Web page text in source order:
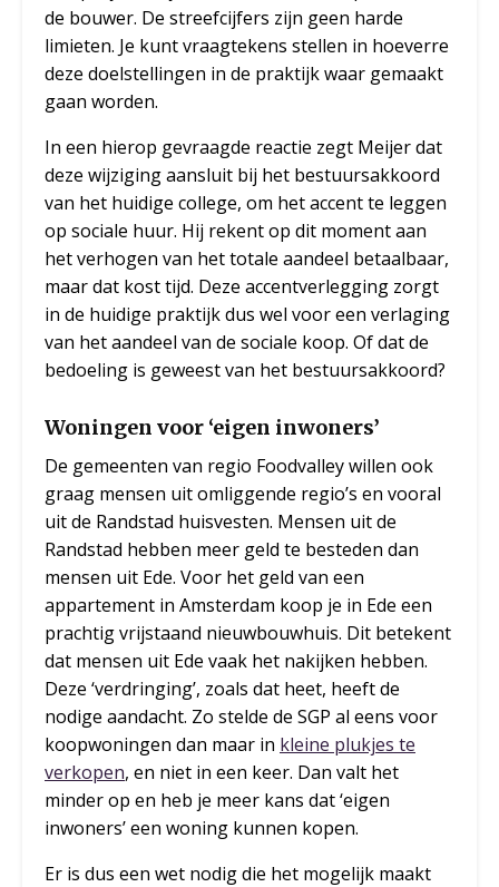
de bouwer. De streefcijfers zijn geen harde
limieten. Je kunt vraagtekens stellen in hoeverre
deze doelstellingen in de praktijk waar gemaakt
gaan worden.
In een hierop gevraagde reactie zegt Meijer dat
deze wijziging aansluit bij het bestuursakkoord
van het huidige college, om het accent te leggen
op sociale huur. Hij rekent op dit moment aan
het verhogen van het totale aandeel betaalbaar,
maar dat kost tijd. Deze accentverlegging zorgt
in de huidige praktijk dus wel voor een verlaging
van het aandeel van de sociale koop. Of dat de
bedoeling is geweest van het bestuursakkoord?
Woningen voor ‘eigen inwoners’
De gemeenten van regio Foodvalley willen ook
graag mensen uit omliggende regio’s en vooral
uit de Randstad huisvesten. Mensen uit de
Randstad hebben meer geld te besteden dan
mensen uit Ede. Voor het geld van een
appartement in Amsterdam koop je in Ede een
prachtig vrijstaand nieuwbouwhuis. Dit betekent
dat mensen uit Ede vaak het nakijken hebben.
Deze ‘verdringing’, zoals dat heet, heeft de
nodige aandacht. Zo stelde de SGP al eens voor
koopwoningen dan maar in kleine plukjes te
verkopen, en niet in een keer. Dan valt het
minder op en heb je meer kans dat ‘eigen
inwoners’ een woning kunnen kopen.
Er is dus een wet nodig die het mogelijk maakt